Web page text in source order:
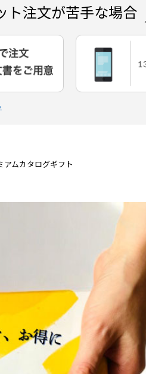
ト注文が苦手な場合
ムカタログギフト